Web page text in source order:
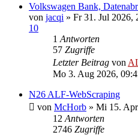
Volkswagen Bank,
von jacqi » Fr 31. Jul 2026,
10
1 Antworten
57 Zugriffe
Letzter Beitrag von
Mo 3. Aug 2026,
N26 ALF-WebScraping
von McHorb » Mi 15.
12 Antworten
2746 Zugriffe